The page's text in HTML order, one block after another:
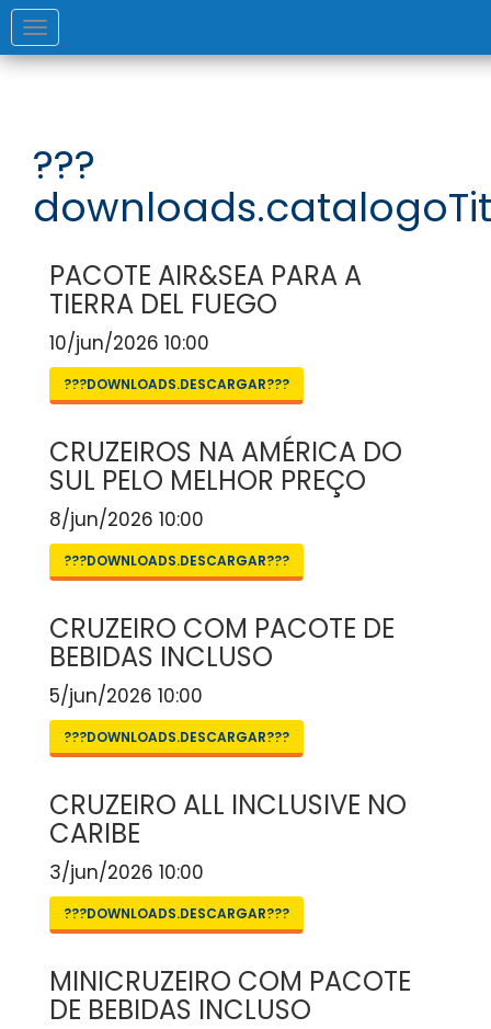
Toggle
navigation
???
PACOTE AIR&SEA PARA A
TIERRA DEL FUEGO
10/jun/2026 10:00
???DOWNLOADS.DESCARGAR???
CRUZEIROS NA AMÉRICA DO
SUL PELO MELHOR PREÇO
8/jun/2026 10:00
???DOWNLOADS.DESCARGAR???
CRUZEIRO COM PACOTE DE
BEBIDAS INCLUSO
5/jun/2026 10:00
???DOWNLOADS.DESCARGAR???
CRUZEIRO ALL INCLUSIVE NO
CARIBE
3/jun/2026 10:00
???DOWNLOADS.DESCARGAR???
MINICRUZEIRO COM PACOTE
DE BEBIDAS INCLUSO